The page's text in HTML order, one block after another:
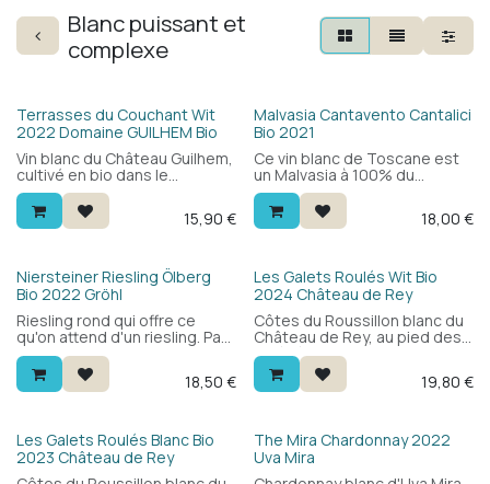
Blanc puissant et
complexe
Bio
Terrasses du Couchant Wit
2022 Domaine GUILHEM Bio
Vin blanc du Château Guilhem,
cultivé en bio dans le
Languedoc. Blend de
chardonnay et sauvignon
blanc, élevé en fût de chêne :
touche minérale.
Anciennement appelé "Grand
Vin".
15,90 €
Bio
Malvasia Cantavento Cantalici
Bio 2021
Ce vin blanc de Toscane est
un Malvasia à 100% du
domaine Cantalici, sous
l'appellation IGT Toscana et
cultivé en agriculture
une acidité faible.
18,00 €
Bio
Niersteiner Riesling Ölberg
Bio 2022 Gröhl
Riesling rond qui offre ce
qu'on attend d'un riesling. Pas
trop sec, donc parfait
également à l'apéritif pour les
amateurs. 18,50 €
Bio
Les Galets Roulés Wit Bio
2024 Château de Rey
Côtes du Roussillon blanc du
Château de Rey, au pied des
Pyrénées. Blend de
roussanne et grenache blanc
sur sols de galets : frais et
minéralité. Idéal en apéritif ou
avec poissons et viandes
blanches.
19,80 €
Bio
Les Galets Roulés Blanc Bio
2023 Château de Rey
The Mira Chardonnay 2022
Uva Mira